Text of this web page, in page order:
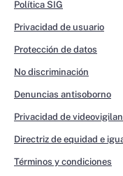
Política SIG
Privacidad de usuario
Protección de datos
No discriminación
Denuncias antisoborno
Privacidad de
Directriz de equidad e
Términos y condiciones